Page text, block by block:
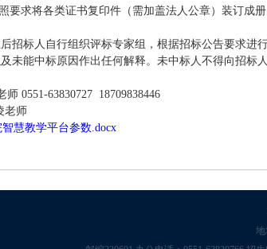
要求将各类证书复印件（需加盖法人公章）装订成
招标人自行组织评标专家组，根据招标公告要求进
未能中标原因作出任何解释。未中标人不得向招标
0551-63830727 18709838446
老师
慧教学平台参数.docx
地